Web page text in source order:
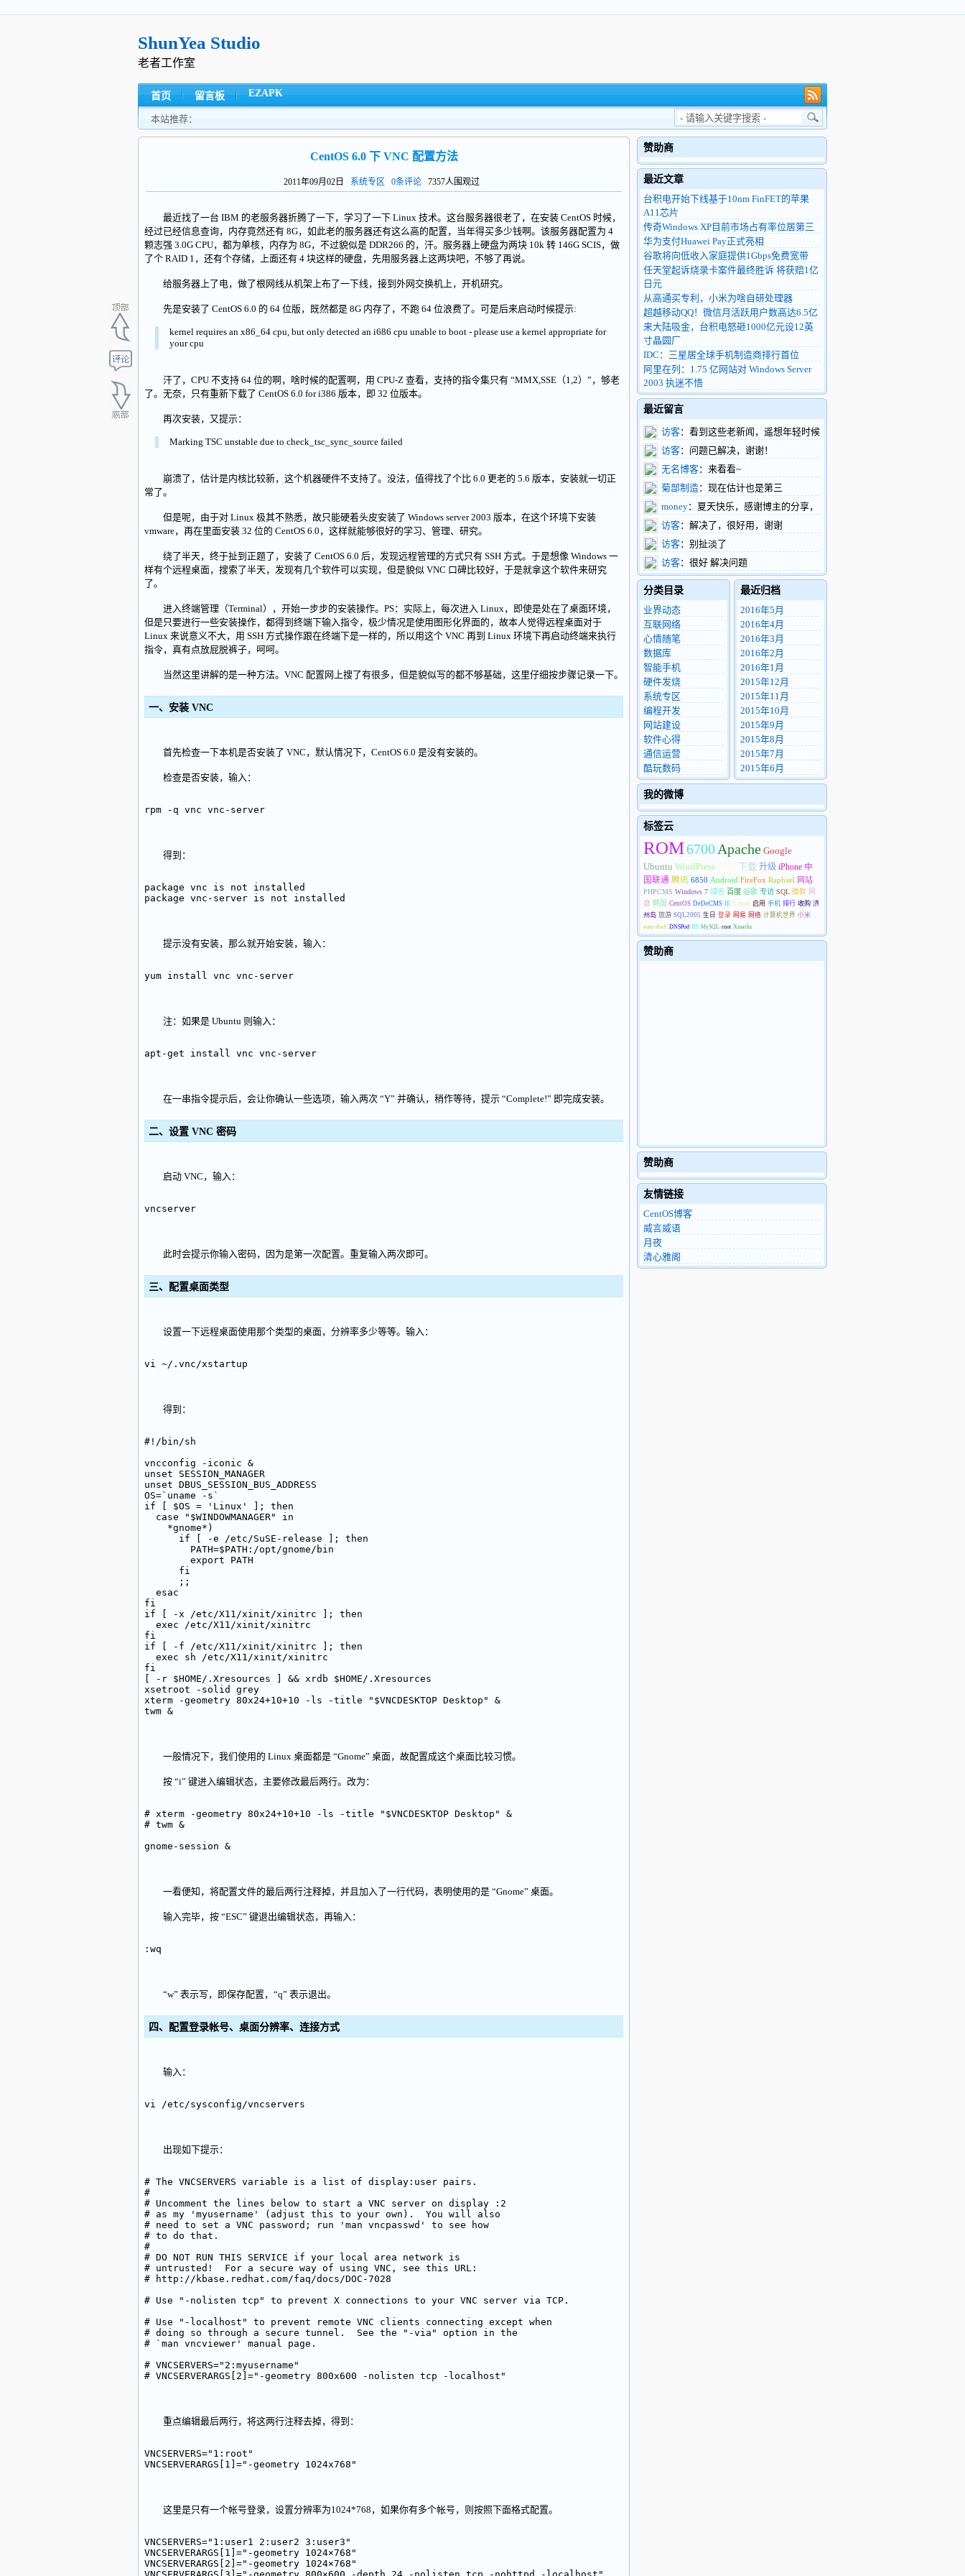
ShunYea Studio
老者工作室
首页 留言板 EZAPK
本站推荐：
CentOS 6.0 下 VNC 配置方法
2011年09月02日 系统专区 0条评论 7357人围观过
最近找了一台 IBM 的老服务器折腾了一下，学习了一下 Linux 技术。这台服务器很老了，在安装 CentOS 时候，
经过已经信息查询，内存竟然还有 8G，如此老的服务器还有这么高的配置，当年得买多少钱啊。该服务器配置为 4
颗志强 3.0G CPU，都为单核，内存为 8G，不过貌似是 DDR266 的，汗。服务器上硬盘为两块 10k 转 146G SCIS，做
了个 RAID 1，还有个存储，上面还有 4 块这样的硬盘，先用服务器上这两块吧，不够了再说。
给服务器上了电，做了根网线从机架上布了一下线，接到外网交换机上，开机研究。
先是安装了 CentOS 6.0 的 64 位版，既然都是 8G 内存了，不跑 64 位浪费了。可是后来启动时候提示:
kernel requires an x86_64 cpu, but only detected an i686 cpu unable to boot - please use a kernel appropriate for
your cpu
汗了，CPU 不支持 64 位的啊，啥时候的配置啊，用 CPU-Z 查看，支持的指令集只有 “MMX,SSE（1,2）”，够老
了。无奈，只有重新下载了 CentOS 6.0 for i386 版本，即 32 位版本。
再次安装，又提示：
Marking TSC unstable due to check_tsc_sync_source failed
崩溃了，估计是内核比较新，这个机器硬件不支持了。没法，值得找了个比 6.0 更老的 5.6 版本，安装就一切正
常了。
但是呢，由于对 Linux 极其不熟悉，故只能硬着头皮安装了 Windows server 2003 版本，在这个环境下安装
vmware，再在里面安装 32 位的 CentOS 6.0，这样就能够很好的学习、管理、研究。
绕了半天，终于扯到正题了，安装了 CentOS 6.0 后，发现远程管理的方式只有 SSH 方式。于是想像 Windows 一
样有个远程桌面，搜索了半天，发现有几个软件可以实现，但是貌似 VNC 口碑比较好，于是就拿这个软件来研究
了。
进入终端管理（Terminal），开始一步步的安装操作。PS：实际上，每次进入 Linux，即使是处在了桌面环境，
但是只要进行一些安装操作，都得到终端下输入指令，极少情况是使用图形化界面的，故本人觉得远程桌面对于
Linux 来说意义不大，用 SSH 方式操作跟在终端下是一样的，所以用这个 VNC 再到 Linux 环境下再启动终端来执行
指令，真有点放屁脱裤子，呵呵。
当然这里讲解的是一种方法。VNC 配置网上搜了有很多，但是貌似写的都不够基础，这里仔细按步骤记录一下。
一、安装 VNC
首先检查一下本机是否安装了 VNC，默认情况下，CentOS 6.0 是没有安装的。
检查是否安装，输入：
rpm -q vnc vnc-server
得到：
package vnc is not installed
package vnc-server is not installed
提示没有安装，那么就开始安装，输入：
yum install vnc vnc-server
注：如果是 Ubuntu 则输入：
apt-get install vnc vnc-server
在一串指令提示后，会让你确认一些选项，输入两次 “Y” 并确认，稍作等待，提示 “Complete!” 即完成安装。
二、设置 VNC 密码
启动 VNC，输入：
vncserver
此时会提示你输入密码，因为是第一次配置。重复输入两次即可。
三、配置桌面类型
设置一下远程桌面使用那个类型的桌面，分辨率多少等等。输入：
vi ~/.vnc/xstartup
得到：
#!/bin/sh
vncconfig -iconic &
unset SESSION_MANAGER
unset DBUS_SESSION_BUS_ADDRESS
OS=`uname -s`
if [ $OS = 'Linux' ]; then
  case "$WINDOWMANAGER" in
    *gnome*)
      if [ -e /etc/SuSE-release ]; then
        PATH=$PATH:/opt/gnome/bin
        export PATH
      fi
      ;;
  esac
fi
if [ -x /etc/X11/xinit/xinitrc ]; then
  exec /etc/X11/xinit/xinitrc
fi
if [ -f /etc/X11/xinit/xinitrc ]; then
  exec sh /etc/X11/xinit/xinitrc
fi
[ -r $HOME/.Xresources ] && xrdb $HOME/.Xresources
xsetroot -solid grey
xterm -geometry 80x24+10+10 -ls -title "$VNCDESKTOP Desktop" &
twm &
一般情况下，我们使用的 Linux 桌面都是 “Gnome” 桌面，故配置成这个桌面比较习惯。
按 “i” 键进入编辑状态，主要修改最后两行。改为：
# xterm -geometry 80x24+10+10 -ls -title "$VNCDESKTOP Desktop" &
# twm &
gnome-session &
一看便知，将配置文件的最后两行注释掉，并且加入了一行代码，表明使用的是 “Gnome” 桌面。
输入完毕，按 “ESC” 键退出编辑状态，再输入：
:wq
“w” 表示写，即保存配置，“q” 表示退出。
四、配置登录帐号、桌面分辨率、连接方式
输入：
vi /etc/sysconfig/vncservers
出现如下提示：
# The VNCSERVERS variable is a list of display:user pairs.
#
# Uncomment the lines below to start a VNC server on display :2
# as my 'myusername' (adjust this to your own).  You will also
# need to set a VNC password; run 'man vncpasswd' to see how
# to do that.
#
# DO NOT RUN THIS SERVICE if your local area network is
# untrusted!  For a secure way of using VNC, see this URL:
# http://kbase.redhat.com/faq/docs/DOC-7028
# Use "-nolisten tcp" to prevent X connections to your VNC server via TCP.
# Use "-localhost" to prevent remote VNC clients connecting except when
# doing so through a secure tunnel.  See the "-via" option in the
# `man vncviewer' manual page.
# VNCSERVERS="2:myusername"
# VNCSERVERARGS[2]="-geometry 800x600 -nolisten tcp -localhost"
重点编辑最后两行，将这两行注释去掉，得到：
VNCSERVERS="1:root"
VNCSERVERARGS[1]="-geometry 1024x768"
这里是只有一个帐号登录，设置分辨率为1024*768，如果你有多个帐号，则按照下面格式配置。
VNCSERVERS="1:user1 2:user2 3:user3"
VNCSERVERARGS[1]="-geometry 1024×768"
VNCSERVERARGS[2]="-geometry 1024×768"
赞助商
最近文章
台积电开始下线基于10nm FinFET的苹果
A11芯片
传奇Windows XP目前市场占有率位居第三
华为支付Huawei Pay正式亮相
谷歌将向低收入家庭提供1Gbps免费宽带
任天堂起诉烧录卡案件最终胜诉 将获赔1亿
日元
从高通买专利，小米为啥自研处理器
超越移动QQ！微信月活跃用户数高达6.5亿
来大陆吸金，台积电怒砸1000亿元设12英
寸晶圆厂
IDC：三星居全球手机制造商排行首位
阿里在列：1.75 亿网站对 Windows Server
2003 执迷不悟
最近留言
访客：看到这些老新闻，遥想年轻时候
的我，整天扑在富士康车间做验证，真有活
力啊
访客：问题已解决，谢谢！
无名博客：来看看~
菊部制造：现在估计也是第三
money：夏天快乐，感谢博主的分享，
支持了。
访客：解决了，很好用，谢谢
访客：别扯淡了
访客：很好 解决问题
分类目录
业界动态
互联网络
心情随笔
数据库
智能手机
硬件发烧
系统专区
编程开发
网站建设
软件心得
通信运营
酷玩数码
最近归档
2016年5月
2016年4月
2016年3月
2016年2月
2016年1月
2015年12月
2015年11月
2015年10月
2015年9月
2015年8月
2015年7月
2015年6月
我的微博
标签云
ROM6700 Apache Google
Ubuntu WordPress 利润 下载 升级 iPhone 中
国联通 腾讯 6850 Android FireFox Raphael 网站
PHPCMS Windows 7 域名 百度 谷歌 专访 SQL 微软 网
盘 韩国 CentOS DeDeCMS IE Linux 启用 手机 排行 收购 济
州岛 旅游 SQL2005 生日 登录 网易 网络 计算机世界 小米
auto-draft DNSPod IIS MySQL root Xmarks
赞助商
赞助商
友情链接
CentOS博客
威言威语
月夜
清心雅阁